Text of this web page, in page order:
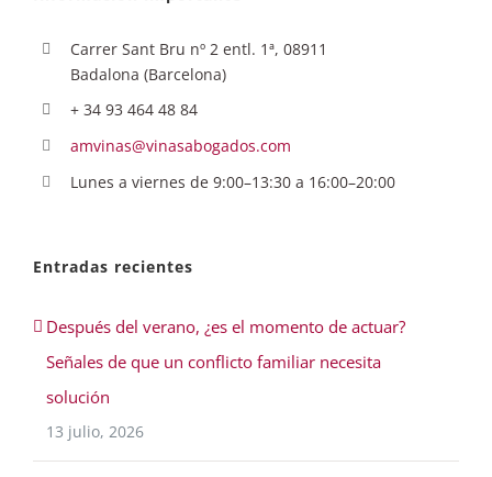
Carrer Sant Bru nº 2 entl. 1ª, 08911
Badalona (Barcelona)
+ 34 93 464 48 84
amvinas@vinasabogados.com
Lunes a viernes de 9:00–13:30 a 16:00–20:00
Entradas recientes
Después del verano, ¿es el momento de actuar?
Señales de que un conflicto familiar necesita
solución
13 julio, 2026